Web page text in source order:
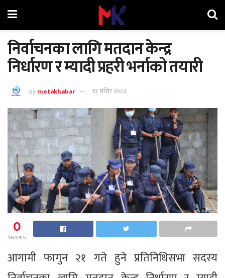
निर्वाचनका लागि मतदान केन्द्र
निर्धारण र म्यादी प्रहरी भर्नाको तयारी
bymetakhabar १३ मंसिर २०८२,
0
SHARES
आगामी फागुन २१ गते हुने प्रतिनिधिसभा सदस्य